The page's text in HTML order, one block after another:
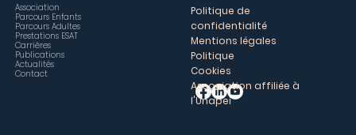
Association
Parcours Enfants
Parcours Adultes
Prestations ESAT
Carrières
Publications
Actualités
Contact
Politique de
confidentialité
Mentions légales
Politique
Cookies
Association affiliée à
l'Unapei